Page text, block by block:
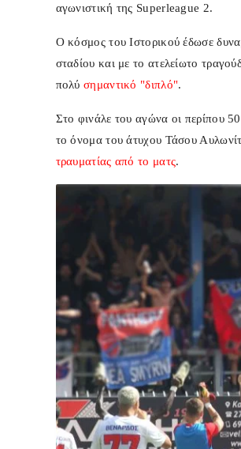
αγωνιστική της Superleague 2.
O κόσμος του Ιστορικού έδωσε
σταδίου και με το ατελείωτο
πολύ σημαντικό "διπλό".
Στο φινάλε του αγώνα οι περίπου
το όνομα του άτυχου Τάσου
τραυματίας από το ματς.